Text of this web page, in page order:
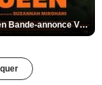
Cotton Queen Bande-annonce VO STFR